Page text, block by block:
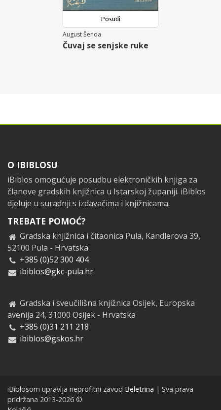
Posudi
August Šenoa
Čuvaj se senjske ruke
Footer
O IBIBLOSU
iBiblos omogućuje posudbu elektroničkih knjiga za
članove gradskih knjižnica u Istarskoj županiji. iBiblos
djeluje u suradnji s izdavačima i knjižnicama.
TREBATE POMOĆ?
Gradska knjižnica i čitaonica Pula, Kandlerova 39,
52100 Pula - Hrvatska
+385 (0)52 300 404
ibiblos@gkc-pula.hr
Gradska i sveučilišna knjižnica Osijek, Europska
avenija 24, 31000 Osijek - Hrvatska
+385 (0)31 211 218
ibiblos@gskos.hr
iBiblosom upravlja neprofitni zavod Beletrina | Sva prava
pridržana 2013-2026 ©